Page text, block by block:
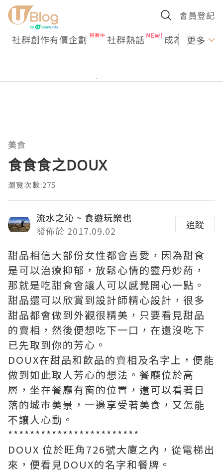
會員登記
社群創作有價企劃 社群熱話 成為U更多
美食
食食食之DOUX
瀏覽次數:275
流水之沁 ~ 食遊玩樂也
發佈於 2017.09.02
追蹤
甜品相信大部份女性都會喜愛，因為甜食
是可以治療抑郁，放鬆心情的靈丹妙葯，
那就是吃甜食會讓人可以感覺開心一點。
甜品還可以欣賞到設計師精心設計，很多
甜品都會做到外觀很精美，只要看見甜品
的賣相，然後便想吃下一口，在還沒吃下
已先取到你的芳心。
DOUX在甜品和飲品的賣相及名字上，便能
做到如此取人芳心的想法。餐廳位於高
層，坐在餐廳有窗的位置，還可以看著日
落的城巿美景，一邊享受著美食，又怎能
不讓人心動。
************************
DOUX 位於旺角726號大廈之內，從電梯出
來，便看見DOUX的名字和餐牌。